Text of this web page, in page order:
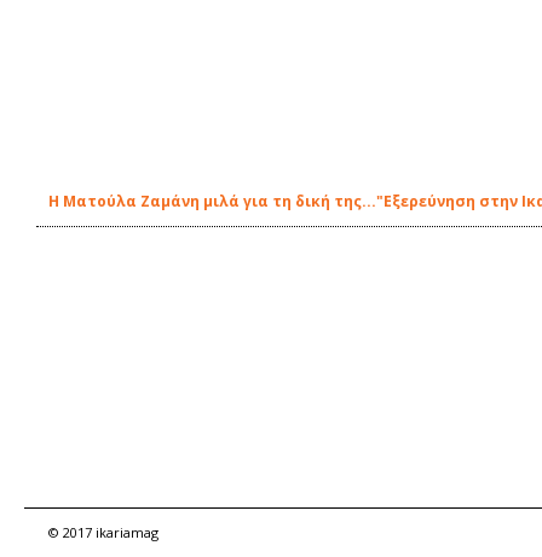
Η Ματούλα Ζαμάνη μιλά για τη δική της..."Εξερεύνηση στην
© 2017 ikariamag